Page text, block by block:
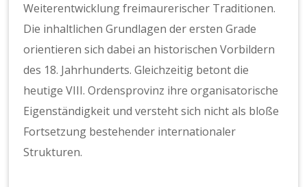
Weiterentwicklung freimaurerischer Traditionen.
Die inhaltlichen Grundlagen der ersten Grade
orientieren sich dabei an historischen Vorbildern
des 18. Jahrhunderts. Gleichzeitig betont die
heutige VIII. Ordensprovinz ihre organisatorische
Eigenständigkeit und versteht sich nicht als bloße
Fortsetzung bestehender internationaler
Strukturen.